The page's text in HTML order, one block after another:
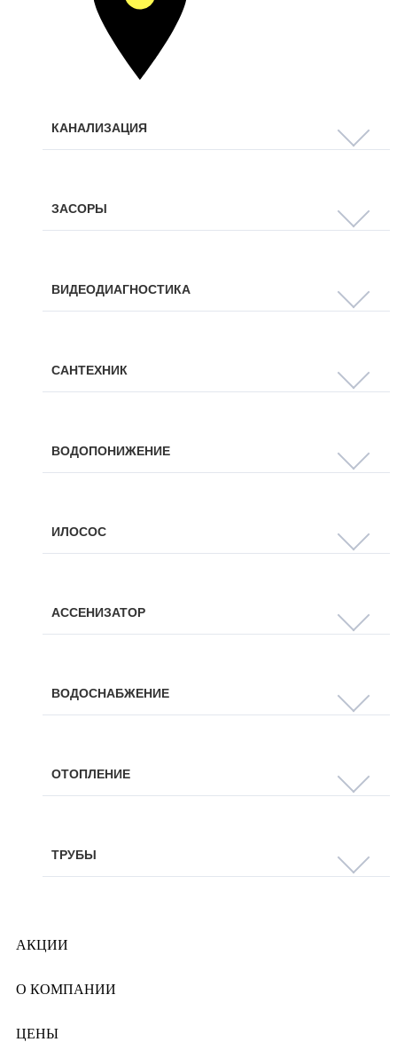
КАНАЛИЗАЦИЯ
ЗАСОРЫ
ВИДЕОДИАГНОСТИКА
САНТЕХНИК
ВОДОПОНИЖЕНИЕ
ИЛОСОС
АССЕНИЗАТОР
ВОДОСНАБЖЕНИЕ
ОТОПЛЕНИЕ
ТРУБЫ
АКЦИИ
О КОМПАНИИ
ЦЕНЫ